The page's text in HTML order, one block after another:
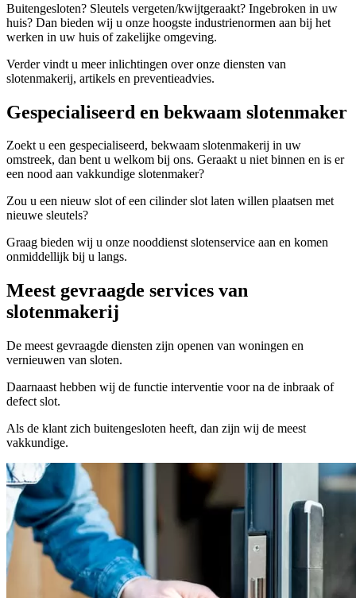
Buitengesloten? Sleutels vergeten/kwijtgeraakt? Ingebroken in uw
huis? Dan bieden wij u onze hoogste industrienormen aan bij het
werken in uw huis of zakelijke omgeving.
Verder vindt u meer inlichtingen over onze diensten van
slotenmakerij, artikels en preventieadvies.
Gespecialiseerd en bekwaam slotenmaker
Zoekt u een gespecialiseerd, bekwaam slotenmakerij in uw
omstreek, dan bent u welkom bij ons. Geraakt u niet binnen en is er
een nood aan vakkundige slotenmaker?
Zou u een nieuw slot of een cilinder slot laten willen plaatsen met
nieuwe sleutels?
Graag bieden wij u onze nooddienst slotenservice aan en komen
onmiddellijk bij u langs.
Meest gevraagde services van
slotenmakerij
De meest gevraagde diensten zijn openen van woningen en
vernieuwen van sloten.
Daarnaast hebben wij de functie interventie voor na de inbraak of
defect slot.
Als de klant zich buitengesloten heeft, dan zijn wij de meest
vakkundige.